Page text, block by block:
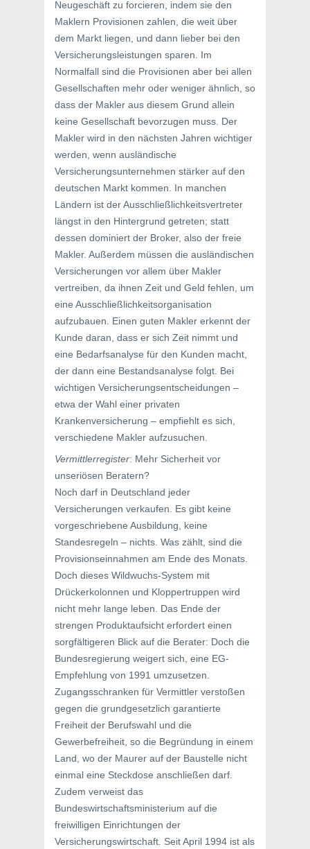
Neugeschäft zu forcieren, indem sie den
Maklern Provisionen zahlen, die weit über
dem Markt liegen, und dann lieber bei den
Versicherungsleistungen sparen. Im
Normalfall sind die Provisionen aber bei allen
Gesellschaften mehr oder weniger ähnlich, so
dass der Makler aus diesem Grund allein
keine Gesellschaft bevorzugen muss. Der
Makler wird in den nächsten Jahren wichtiger
werden, wenn ausländische
Versicherungsunternehmen stärker auf den
deutschen Markt kommen. In manchen
Ländern ist der Ausschließlichkeitsvertreter
längst in den Hintergrund getreten; statt
dessen dominiert der Broker, also der freie
Makler. Außerdem müssen die ausländischen
Versicherungen vor allem über Makler
vertreiben, da ihnen Zeit und Geld fehlen, um
eine Ausschließlichkeitsorganisation
aufzubauen. Einen guten Makler erkennt der
Kunde daran, dass er sich Zeit nimmt und
eine Bedarfsanalyse für den Kunden macht,
der dann eine Bestandsanalyse folgt. Bei
wichtigen Versicherungsentscheidungen –
etwa der Wahl einer privaten
Krankenversicherung – empfiehlt es sich,
verschiedene Makler aufzusuchen.
Vermittlerregister: Mehr Sicherheit vor
unseriösen Beratern?
Noch darf in Deutschland jeder
Versicherungen verkaufen. Es gibt keine
vorgeschriebene Ausbildung, keine
Standesregeln – nichts. Was zählt, sind die
Provisionseinnahmen am Ende des Monats.
Doch dieses Wildwuchs-System mit
Drückerkolonnen und Kloppertruppen wird
nicht mehr lange leben. Das Ende der
strengen Produktaufsicht erfordert einen
sorgfältigeren Blick auf die Berater: Doch die
Bundesregierung weigert sich, eine EG-
Empfehlung von 1991 umzusetzen.
Zugangsschranken für Vermittler verstoßen
gegen die grundgesetzlich garantierte
Freiheit der Berufswahl und die
Gewerbefreiheit, so die Begründung in einem
Land, wo der Maurer auf der Baustelle nicht
einmal eine Steckdose anschließen darf.
Zudem verweist das
Bundeswirtschaftsministerium auf die
freiwilligen Einrichtungen der
Versicherungswirtschaft. Seit April 1994 ist als